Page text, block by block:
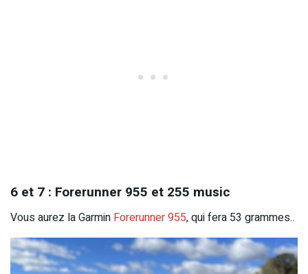
6 et 7 : Forerunner 955 et 255 music
Vous aurez la Garmin Forerunner 955, qui fera 53 grammes..